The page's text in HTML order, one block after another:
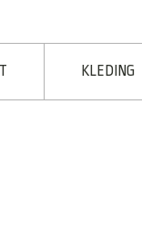
KLEDING